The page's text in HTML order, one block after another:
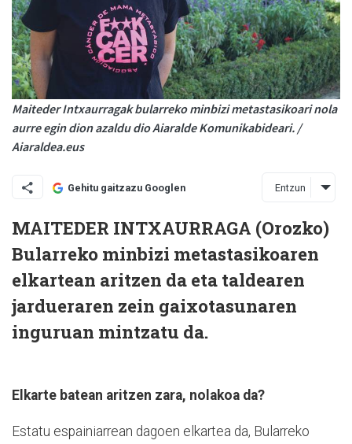
Maiteder Intxaurragak bularreko minbizi metastasikoari nola
aurre egin dion azaldu dio Aiaralde Komunikabideari. /
Aiaraldea.eus
Gehitu gaitzazu Googlen Entzun
MAITEDER INTXAURRAGA (Orozko)
Bularreko minbizi metastasikoaren
elkartean aritzen da eta taldearen
jardueraren zein gaixotasunaren
inguruan mintzatu da.
Elkarte batean aritzen zara, nolakoa da?
Estatu espainiarrean dagoen elkartea da, Bularreko